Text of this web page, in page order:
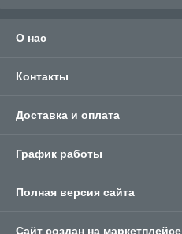
О нас
Контакты
Доставка и оплата
График работы
Полная версия сайта
Сайт создан на маркетплейсе